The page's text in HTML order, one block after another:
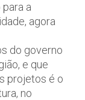
a
agora
do governo
e que
projetos é o
no